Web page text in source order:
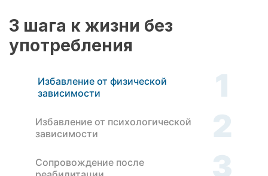
3 шага к жизни без
употребления
Избавление от физической
зависимости
1
Избавление от психологической
зависимости
2
Сопровождение после
3